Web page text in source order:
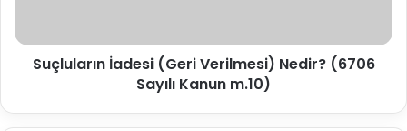
m.10)
Suçluların İadesi (Geri Verilmesi) Nedir? (6706
Sayılı Kanun m.10)